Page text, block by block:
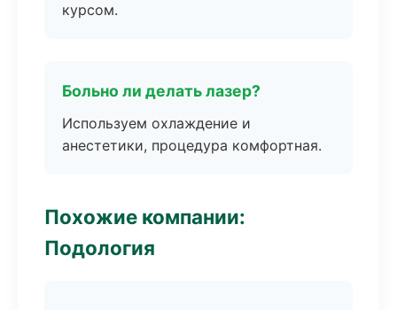
курсом.
Больно ли делать лазер?
Используем охлаждение и
анестетики, процедура комфортная.
Похожие компании:
Подология